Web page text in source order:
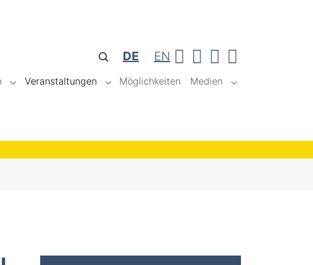
Suche öffnen
DE EN
"Über uns"
Submenu for "Personen"
Veranstaltungen Submenu for "Veranstaltungen"
Möglichkeiten Medien Submenu for